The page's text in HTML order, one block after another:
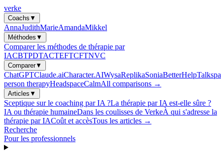
verke
Coachs ▼
AnnaJudithMarieAmandaMikkel
Méthodes ▼
Comparer les méthodes de thérapie par
IACBTPDTACTEFTCFTNVC
Comparer▼
ChatGPTClaude.aiCharacter.AIWysaReplikaSoniaBetterHelp
person therapyHeadspaceCalmAll comparisons →
Articles ▼
Sceptique sur le coaching par IA ?La thérapie par IA est-elle sûre ?
IA ou thérapie humaineDans les coulisses de VerkeÀ qui s'adresse la
thérapie par IACoût et accèsTous les articles →
Recherche
Pour les professionnels